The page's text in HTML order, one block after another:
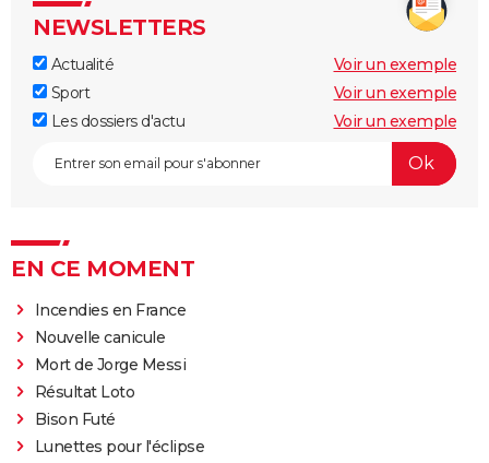
NEWSLETTERS
Actualité
Voir un exemple
Sport
Voir un exemple
Les dossiers d'actu
Voir un exemple
EN CE MOMENT
Incendies en France
Nouvelle canicule
Mort de Jorge Messi
Résultat Loto
Bison Futé
Lunettes pour l'éclipse